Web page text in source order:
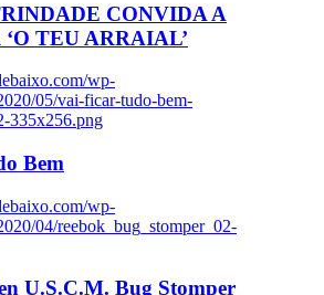
CONVIDA A
TEU ARRAIAL’
wp-
05/vai-ficar-tudo-bem-
335x256.png
Bem
wp-
04/reebok_bug_stomper_02-
U.S.C.M. Bug Stomper